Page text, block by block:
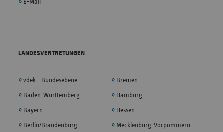
E-Mail
LANDESVERTRETUNGEN
vdek - Bundesebene
Baden-Württemberg
Bayern
Berlin/Brandenburg
Bremen
Hamburg
Hessen
Mecklenburg-Vorpommern